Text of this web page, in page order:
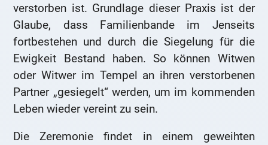
verstorben ist. Grundlage dieser Praxis ist der
Glaube, dass Familienbande im Jenseits
fortbestehen und durch die Siegelung für die
Ewigkeit Bestand haben. So können Witwen
oder Witwer im Tempel an ihren verstorbenen
Partner „gesiegelt“ werden, um im kommenden
Leben wieder vereint zu sein.
Die Zeremonie findet in einem geweihten